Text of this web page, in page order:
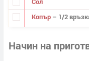
Копър – 1/2
Начин на